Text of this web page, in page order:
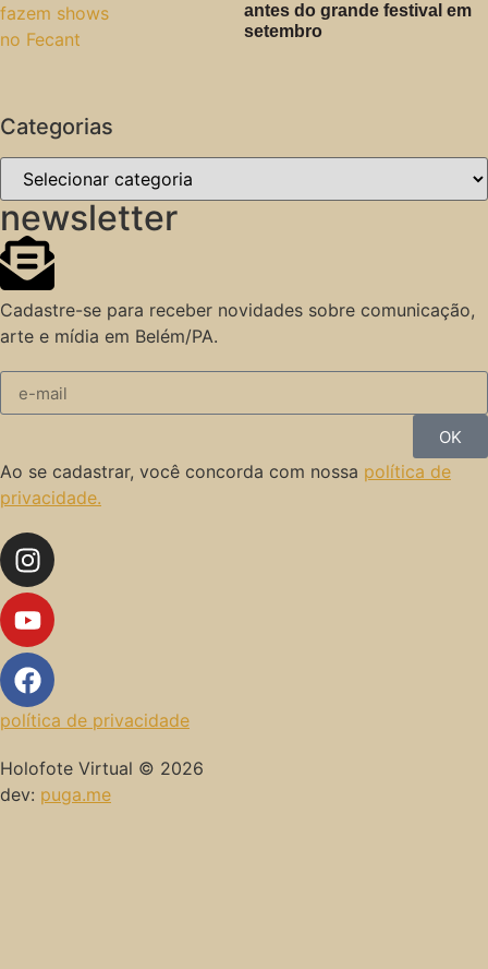
antes do grande festival em
setembro
Categorias
newsletter
Cadastre-se para receber novidades sobre comunicação,
arte e mídia em Belém/PA.
OK
Ao se cadastrar, você concorda com nossa política de
privacidade.
política de privacidade
Holofote Virtual © 2026
dev: puga.me